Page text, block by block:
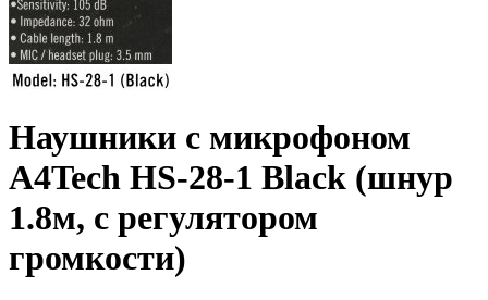
Наушники с микрофоном
A4Tech HS-28-1 Black (шнур
1.8м, с регулятором
громкости)